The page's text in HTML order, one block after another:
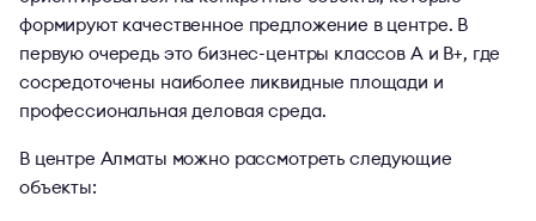
формируют качественное предложение в центре. В
первую очередь это бизнес-центры классов A и B+, где
сосредоточены наиболее ликвидные площади и
профессиональная деловая среда.
В центре Алматы можно рассмотреть следующие
объекты: